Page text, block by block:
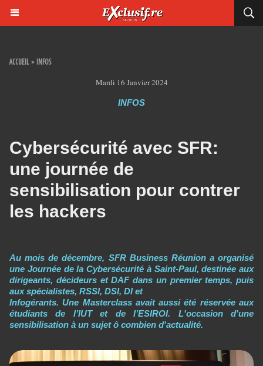
ACCUEIL > INFOS
Mardi 16 Janvier 2024
INFOS
Cybersécurité avec SFR:
une journée de
sensibilisation pour contrer
les hackers
Au mois de décembre, SFR Business Réunion a organisé
une Journée de la Cybersécurité à Saint-Paul, destinée aux
dirigeants, décideurs et DAF dans un premier temps, puis
aux spécialistes, RSSI, DSI, DI et
Infogérants. Une Masterclass avait aussi été réservée aux
étudiants de l’IUT et de l’ESIROI. L'occasion d'une
sensibilisation à un sujet ô combien d'actualité.